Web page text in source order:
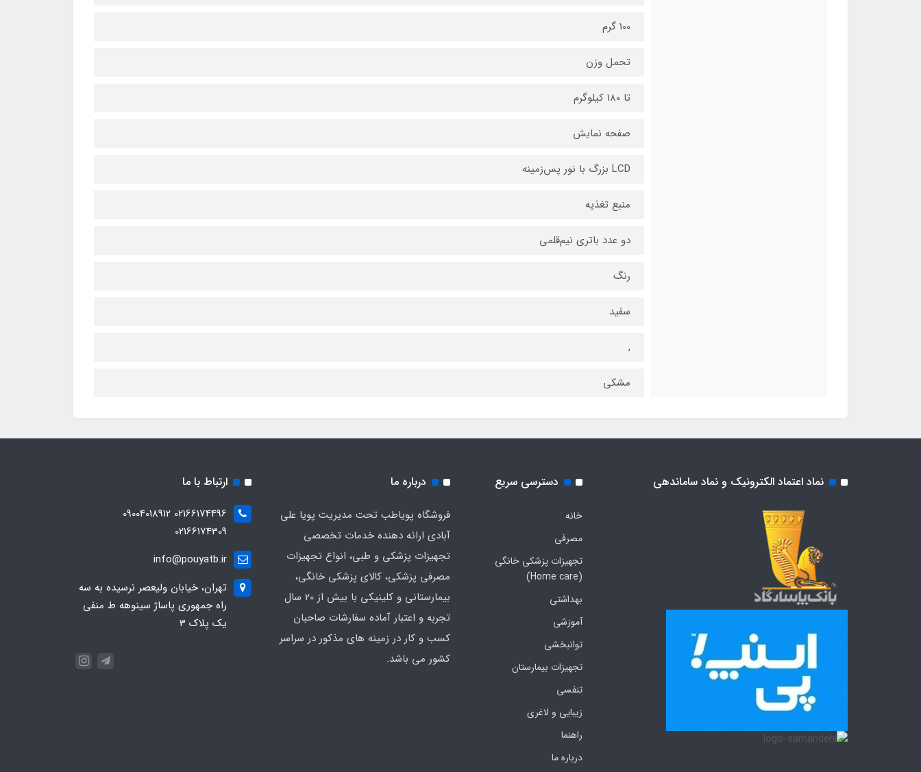
100 گرم
تحمل وزن
تا 180 کیلوگرم
صفحه نمایش
LCD بزرگ با نور پس‌زمینه
منبع تغذیه
دو عدد باتری نیم‌قلمی
رنگ
سفید
,
مشکی
نماد اعتماد الکترونیک و نماد ساماندهی دسترسی سریع
خانه
مصرفی
تجهیزات پزشکی خانگی
(Home care)
بهداشتی
آموزشی
توانبخشی
تجهیزات بیمارستان
تنفسی
زیبایی و لاغری
راهنما
درباره ما
درباره ما
فروشگاه پویاطب تحت مدیریت پویا علی
آبادی ارائه دهنده خدمات تخصصی
تجهیزات پزشکی و طبی، انواع تجهیزات
مصرفی پزشکی، کالای پزشکی خانگی،
بیمارستانی و کلینیکی با بیش از 20 سال
تجربه و اعتبار آماده سفارشات صاحبان
کسب و کار در زمینه های مذکور در سراسر
کشور می باشد.
ارتباط با ما
02166174496 09004018912
02166174309
info@pouyatb.ir
تهران، خیابان ولیعصر نرسیده به سه
راه جمهوری پاساژ سینوهه ط منفی
یک پلاک 3